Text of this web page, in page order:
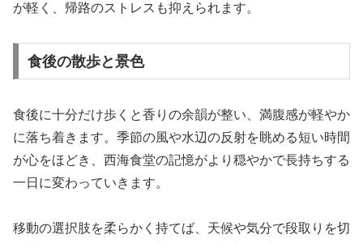
が軽く、帰路のストレスも抑えられます。
食後の散歩と景色
食後に十分だけ歩くと香りの余韻が整い、満腹感が軽やか
に落ち着きます。季節の風や水辺の反射を眺める短い時間
が心をほどき、西海食堂の記憶がより穏やかで長持ちする
一日に変わっていきます。
移動の選択肢を柔らかく持てば、天候や気分で段取りを切